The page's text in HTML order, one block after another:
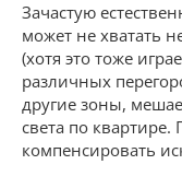
Зачастую
может не хватать
(хотя это тоже
различных
другие зоны,
света по квартире.
компенсировать